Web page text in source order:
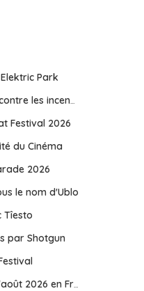
Park
les incendies
Festival 2026
du Cinéma
2026
le nom d'Ublo
Tîesto
par Shotgun
2026 en France